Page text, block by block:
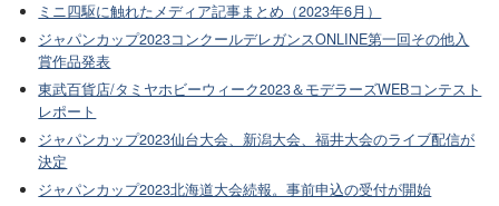
ミニ四駆に触れたメディア記事まとめ（2023年6月）
ジャパンカップ2023コンクールデレガンスONLINE第一回その他入
賞作品発表
東武百貨店/タミヤホビーウィーク2023＆モデラーズWEBコンテスト
レポート
ジャパンカップ2023仙台大会、新潟大会、福井大会のライブ配信が
決定
ジャパンカップ2023北海道大会続報。事前申込の受付が開始